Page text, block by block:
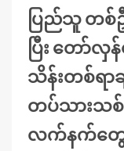
ပြည်သူ တစ်
ပြီး တော်
သိန်းတစ်ရာ
တပ်သားသစ်
လက်နက်တွေ